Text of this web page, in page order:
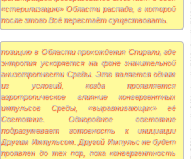
«стерилизацию» Области распада, в которой
после этого Всё перестаёт существовать.
позицию в Области прохождения Спирали, где
энтропия ускоряется на фоне значительной
анизотропности Среды. Это является одним
из условий, когда проявляется
аэротропическое влияние конвергентных
импульсов Среды, «выравнивающих» её
Состояние. Однородное состояние
подразумевает готовность к инициации
Другим Импульсом. Другой Импульс не будет
проявлен до тех пор, пока конвергентность